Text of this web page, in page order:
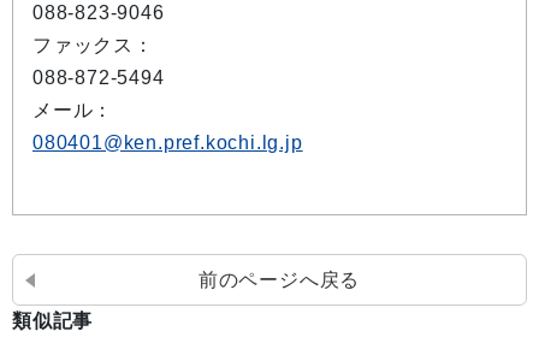
088-823-9046
ファックス：
088-872-5494
メール：
080401@ken.pref.kochi.lg.jp
前のページへ戻る
類似記事